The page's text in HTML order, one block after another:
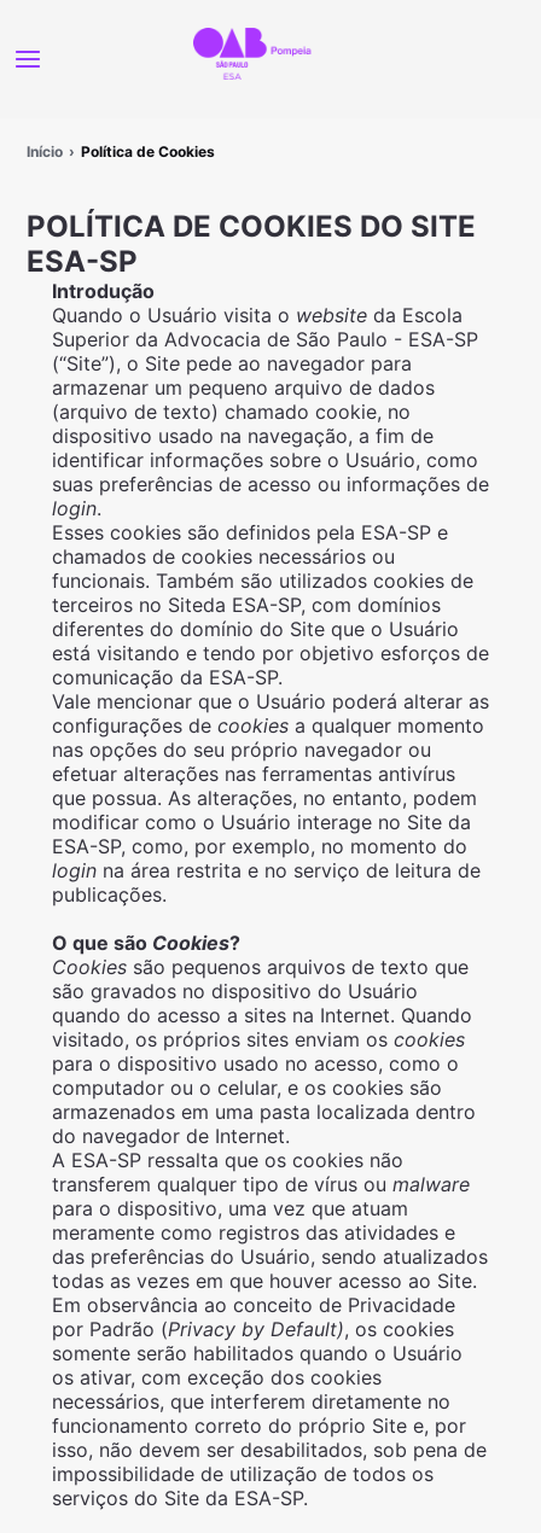
Início Política de Cookies
POLÍTICA DE COOKIES DO SITE
ESA-SP
Introdução
Quando o Usuário visita o website da Escola
Superior da Advocacia de São Paulo - ESA-SP
(“Site”), o Sitepede ao navegador para
armazenar um pequeno arquivo de dados
(arquivo de texto) chamado cookie, no
dispositivo usado na navegação, a fim de
identificar informações sobre o Usuário, como
suas preferências de acesso ou informações de
login.
Esses cookies são definidos pela ESA-SP e
chamados de cookies necessários ou
funcionais. Também são utilizados cookies de
terceiros no Siteda ESA-SP, com domínios
diferentes do domínio do Site que o Usuário
está visitando e tendo por objetivo esforços de
comunicação da ESA-SP.
Vale mencionar que o Usuário poderá alterar as
configurações decookiesa qualquer momento
nas opções do seu próprio navegador ou
efetuar alterações nas ferramentas antivírus
que possua. As alterações, no entanto, podem
modificar como o Usuário interage no Site da
ESA-SP, como, por exemplo, no momento do
loginna área restrita e no serviço de leitura de
publicações.
O que são Cookies?
Cookiessão pequenos arquivos de texto que
são gravados no dispositivo do Usuário
quando do acesso a sites na Internet. Quando
visitado, os próprios sites enviam os cookies
para o dispositivo usado no acesso, como o
computador ou o celular, e os cookies são
armazenados em uma pasta localizada dentro
do navegador de Internet.
A ESA-SP ressalta que os cookies não
transferem qualquer tipo de vírus ou malware
para o dispositivo, uma vez que atuam
meramente como registros das atividades e
das preferências do Usuário, sendo atualizados
todas as vezes em que houver acesso ao Site.
Em observância ao conceito de Privacidade
por Padrão (Privacy by Default), os cookies
somente serão habilitados quando o Usuário
os ativar, com exceção dos cookies
necessários, que interferem diretamente no
funcionamento correto do próprio Site e, por
isso, não devem ser desabilitados, sob pena de
impossibilidade de utilização de todos os
serviços do Site da ESA-SP.